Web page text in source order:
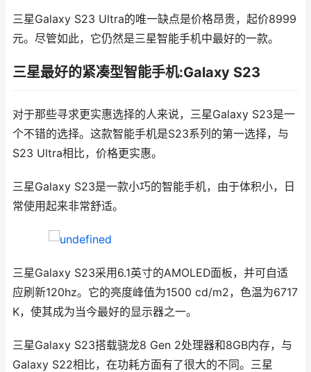
三星Galaxy S23 Ultra的唯一缺点是价格昂贵，起价8999
元。尽管如此，它仍然是三星智能手机中最好的一款。
三星最好的紧凑型智能手机:Galaxy S23
对于那些寻求更实惠选择的人来说，三星Galaxy S23是一
个不错的选择。这款智能手机是S23系列的第一选择，与
S23 Ultra相比，价格更实惠。
三星Galaxy S23是一款小巧的智能手机，由于体积小，日
常使用起来非常舒适。
三星Galaxy S23采用6.1英寸的AMOLED面板，并可自适
应刷新120hz。它的亮度峰值为1500 cd/m2，色温为6717
K，使其成为当今最好的显示器之一。
三星Galaxy S23搭载骁龙8 Gen 2处理器和8GB内存，与
Galaxy S22相比，在功耗方面有了很大的不同。三星